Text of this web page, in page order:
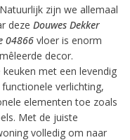
zijn we allemaal
deze Douwes Dekker
04866 vloer is enorm
decor.
met een levendig
verlichting,
elementen toe zoals
Met de juiste
volledig om naar